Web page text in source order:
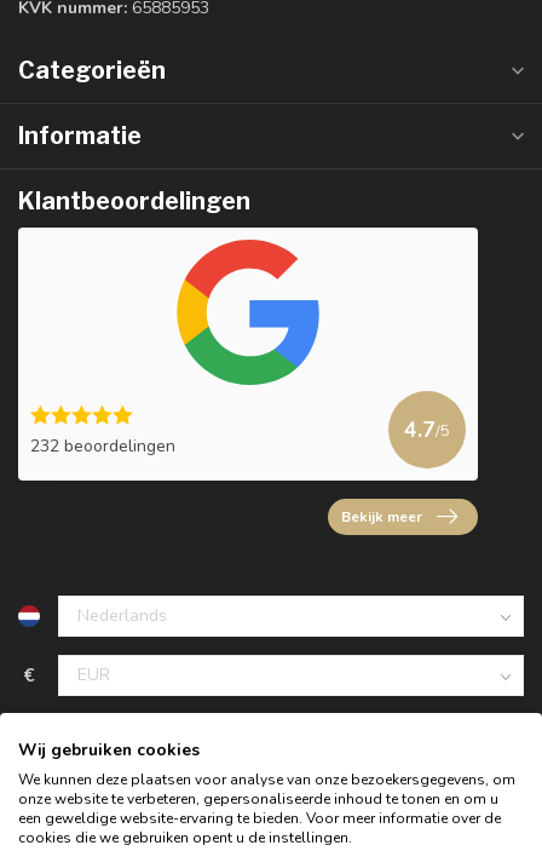
KVK nummer: 65885953
Categorieën
Informatie
Klantbeoordelingen
232 beoordelingen
4.7/5
Bekijk meer
€
Wij gebruiken cookies
We kunnen deze plaatsen voor analyse van onze bezoekersgegevens, om
onze website te verbeteren, gepersonaliseerde inhoud te tonen en om u
een geweldige website-ervaring te bieden. Voor meer informatie over de
cookies die we gebruiken opent u de instellingen.